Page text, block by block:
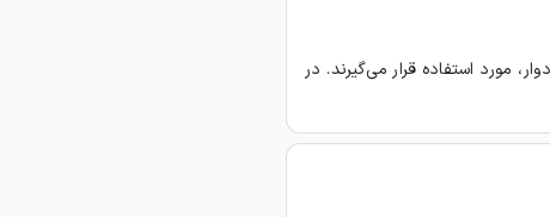
مورد استفاده قرار می‌گیرند. در